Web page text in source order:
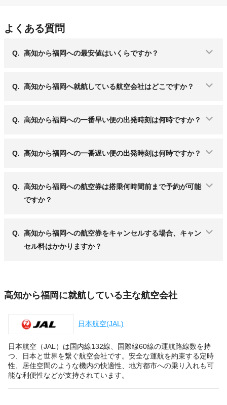
よくある質問
Q. 高知から福岡への最安値はいくらですか？
Q. 高知から福岡へ就航している航空会社はどこですか？
Q. 高知から福岡への一番早い便の出発時刻は何時ですか？
Q. 高知から福岡への一番遅い便の出発時刻は何時ですか？
Q. 高知から福岡への航空券は搭乗何時間前まで予約が可能
ですか？
Q. 高知から福岡への航空券をキャンセルする場合、キャン
セル料はかかりますか？
高知から福岡に就航している主な航空会社
日本航空(JAL)
日本航空（JAL）は国内線132線、国際線60線の運航路線数を持
つ、日本と世界を繋ぐ航空会社です。安全な運航を約束する定時
性、居住空間のような機内の快適性、地方都市への乗り入れも可
能な利便性などが支持されています。